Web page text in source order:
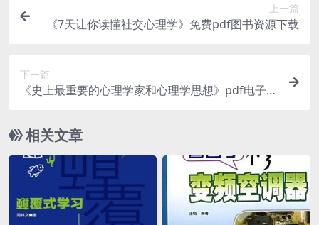
上一篇
《7天让你读懂社交心理学》免费pdf图书资源下载
下一篇
《史上最重要的心理学家和心理学思想》pdf电子书
相关文章